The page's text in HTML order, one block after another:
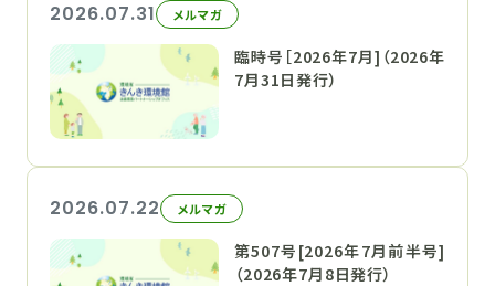
2026.07.31 メルマガ
臨時号［2026年7月]（2026年
7月31日発行）
2026.07.22 メルマガ
第507号[2026年7月前半号]
（2026年7月8日発行）